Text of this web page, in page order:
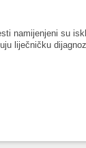
namijenjeni su
liječničku